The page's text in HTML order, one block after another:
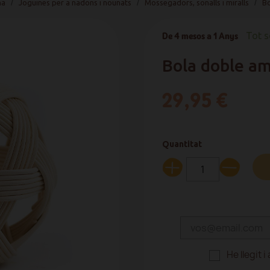
Joguines per a nadons i nounats Mossegadors, sonalls i miralls
De 4 mesos a 1 Anys
Bola doble
Quantitat
He llegit